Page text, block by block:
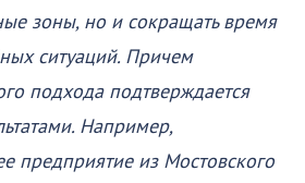
зоны, но и сокращать время
ситуаций. Причем
подхода подтверждается
Например,
предприятие из Мостовского